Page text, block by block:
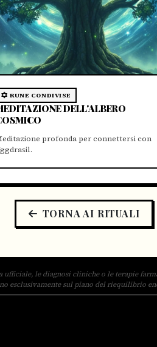
RUNE CONDIVISE
DELL'ALBERO
profonda per connettersi con
TORNA AI RITUALI
ufficiale, le diagnosi cliniche o le terapie
esclusivamente sul piano del riequilibrio